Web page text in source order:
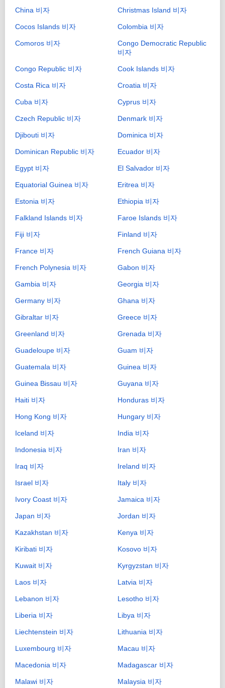
China 비자 Christmas Island 비자
Cocos Islands 비자 Colombia 비자
Comoros 비자
Congo Democratic Republic
비자
Congo Republic 비자 Cook Islands 비자
Costa Rica 비자 Croatia 비자
Cuba 비자 Cyprus 비자
Czech Republic 비자 Denmark 비자
Djibouti 비자 Dominica 비자
Dominican Republic 비자 Ecuador 비자
Egypt 비자 El Salvador 비자
Equatorial Guinea 비자 Eritrea 비자
Estonia 비자 Ethiopia 비자
Falkland Islands 비자 Faroe Islands 비자
Fiji 비자 Finland 비자
France 비자 French Guiana 비자
French Polynesia 비자 Gabon 비자
Gambia 비자 Georgia 비자
Germany 비자 Ghana 비자
Gibraltar 비자 Greece 비자
Greenland 비자 Grenada 비자
Guadeloupe 비자 Guam 비자
Guatemala 비자 Guinea 비자
Guinea Bissau 비자 Guyana 비자
Haiti 비자 Honduras 비자
Hong Kong 비자 Hungary 비자
Iceland 비자 India 비자
Indonesia 비자 Iran 비자
Iraq 비자 Ireland 비자
Israel 비자 Italy 비자
Ivory Coast 비자 Jamaica 비자
Japan 비자 Jordan 비자
Kazakhstan 비자 Kenya 비자
Kiribati 비자 Kosovo 비자
Kuwait 비자 Kyrgyzstan 비자
Laos 비자 Latvia 비자
Lebanon 비자 Lesotho 비자
Liberia 비자 Libya 비자
Liechtenstein 비자 Lithuania 비자
Luxembourg 비자 Macau 비자
Macedonia 비자 Madagascar 비자
Malawi 비자 Malaysia 비자